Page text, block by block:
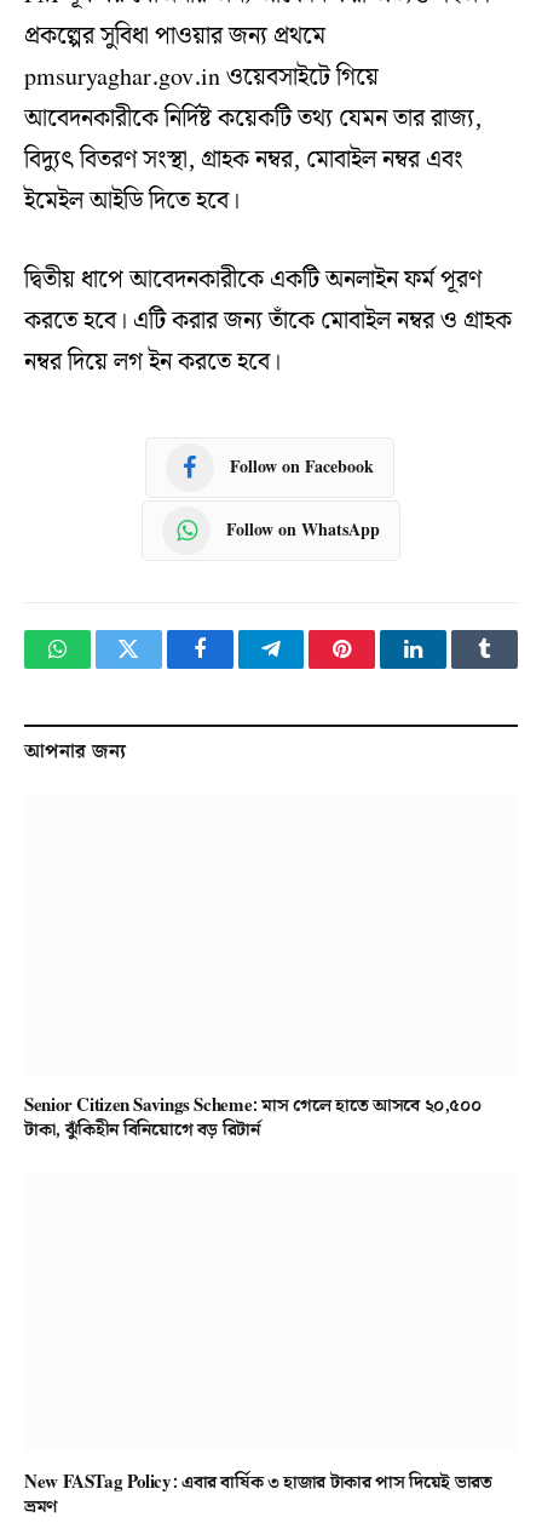
প্রকল্পের সুবিধা পাওয়ার জন্য প্রথমে
pmsuryaghar.gov.in ওয়েবসাইটে গিয়ে
আবেদনকারীকে নির্দিষ্ট কয়েকটি তথ্য যেমন তার রাজ্য,
বিদ্যুৎ বিতরণ সংস্থা, গ্রাহক নম্বর, মোবাইল নম্বর এবং
ইমেইল আইডি দিতে হবে।
দ্বিতীয় ধাপে আবেদনকারীকে একটি অনলাইন ফর্ম পূরণ
করতে হবে। এটি করার জন্য তাঁকে মোবাইল নম্বর ও গ্রাহক
নম্বর দিয়ে লগ ইন করতে হবে।
Follow on Facebook
Follow on WhatsApp
WhatsAppTwitter FacebookTelegramPinterestLinkedIn
আপনার জন্য
Senior Citizen Savings Scheme: মাস গেলে হাতে আসবে ২০,৫০০
টাকা, ঝুঁকিহীন বিনিয়োগে বড় রিটার্ন
New FASTag Policy: এবার বার্ষিক ৩ হাজার টাকার পাস দিয়েই ভারত
ভ্রমণ